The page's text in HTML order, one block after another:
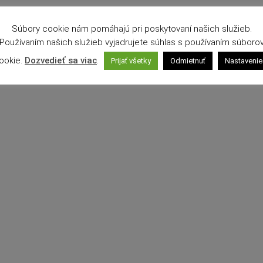
Súbory cookie nám pomáhajú pri poskytovaní našich služieb.
našich služieb vyjadrujete súhlas s používaním
Dozvedieť sa viac Prijať všetky Odmietnuť Nastavenie